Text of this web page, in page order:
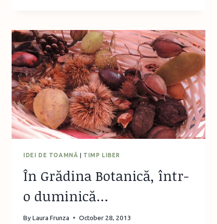
LÂNĂ
PENTRU
COPII
IDEI DE TOAMNĂ TIMP LIBER
În Grădina Botanică, într-
o duminică…
ByLaura Frunza October 28, 2013